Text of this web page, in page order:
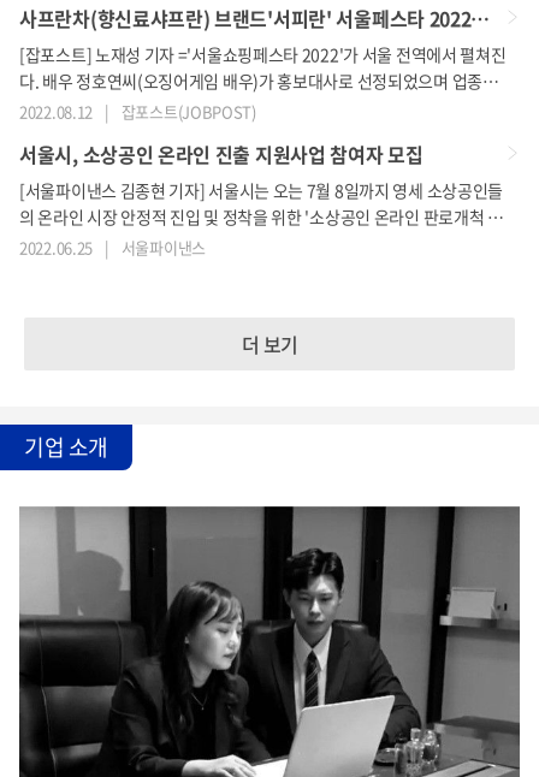
사프란차(향신료샤프란) 브랜드'서피란' 서울페스타 2022@ 청계광장 우수제품 판매기획전 선정
[잡포스트] 노재성 기자 ='서울쇼핑페스타 2022'가 서울 전역에서 펼쳐진
다. 배우 정호연씨(오징어게임 배우)가 홍보대사로 선정되었으며 업종별
최대 50% 높은 할인율 및 다양한 혜택을 제공할 예정이다 서피란은 '서울
며 판매기간은 8/12일부터 14일까지이다. 서피란은 세계3대푸드 중 하나
인 '사프란'을 판매하는 대표 업체이다.사프란은 트러플이나 캐비어 보다
도 더 귀한 식재료이며, 파에야나 리조또에 첨가하는 향신료로 쓰이지만
최고등급의 사프란인 경우 차로 음용이
2022.08.12 | 잡포스트(JOBPOST)
서울시, 소상공인 온라인 진출 지원사업 참여자 모집
[서울파이낸스 김종현 기자] 서울시는 오는 7월 8일까지 영세 소상공인들
의 온라인 시장 안정적 진입 및 정착을 위한 '소상공인 온라인 판로개척 2
차 지원사업' 참여자를 모집한다.25일 서울시에 따르면, 선정된 소상공인
안 중 2개를 신청할 수 있으며, 심사를 통해 최종적으로 가려진 한 가지 방
2022.06.25 | 서울파이낸스
더 보기
기업 소개